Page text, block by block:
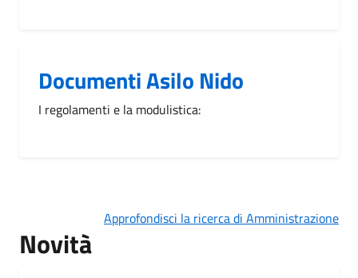
Documenti Asilo Nido
I regolamenti e la modulistica:
Approfondisci la ricerca di Amministrazione
Novità